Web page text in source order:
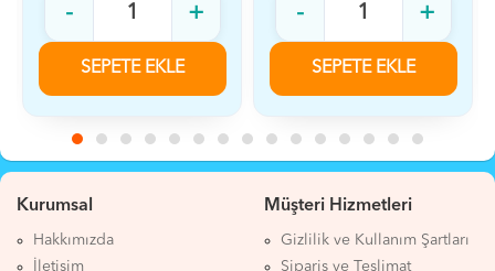
- +
SEPETE EKLE
- +
SEPETE EKLE
Kurumsal
Hakkımızda
İletişim
Müşteri Hizmetleri
Gizlilik ve Kullanım Şartları
Sipariş ve Teslimat